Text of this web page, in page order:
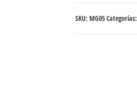
SKU: MG05Categorías: